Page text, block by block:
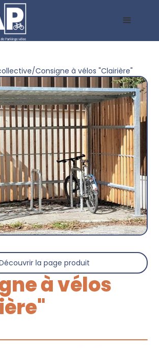
/Consigne à vélos "Clairière"
la page produit
à vélos